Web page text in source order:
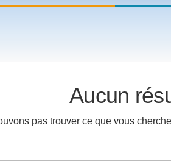
Aucun
pas trouver ce que vous